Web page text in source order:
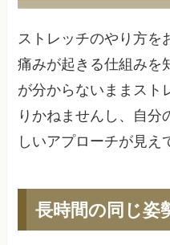
ストレッチのやり方を
痛みが起きる仕組みを
が分からないままスト
りかねませんし、自分
しいアプローチが見え
長時間の同じ姿